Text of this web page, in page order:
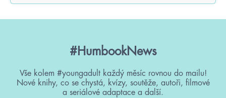
#HumbookNews
Vše kolem #youngadult každý měsíc rovnou do mailu!
Nové knihy, co se chystá, kvízy, soutěže, autoři, filmové
a seriálové adaptace a další.